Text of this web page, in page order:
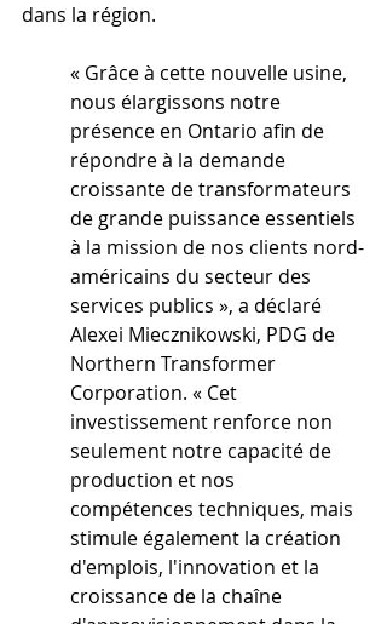
dans la région.
« Grâce à cette nouvelle usine,
nous élargissons notre
présence en Ontario afin de
répondre à la demande
croissante de transformateurs
de grande puissance essentiels
à la mission de nos clients nord-
américains du secteur des
services publics », a déclaré
Alexei Miecznikowski, PDG de
Northern Transformer
Corporation. « Cet
investissement renforce non
seulement notre capacité de
production et nos
compétences techniques, mais
stimule également la création
d'emplois, l'innovation et la
croissance de la chaîne